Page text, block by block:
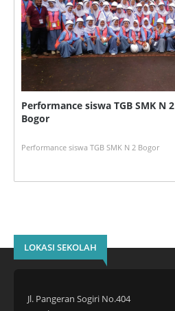
Performance siswa TGB SMK N 2
Bogor
Performance siswa TGB SMK N 2 Bogor
LOKASI SEKOLAH
Jl. Pangeran Sogiri No.404